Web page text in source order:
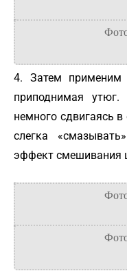
4. Затем применим
приподнимая утюг.
немного сдвигаясь
слегка
эффект смешивания